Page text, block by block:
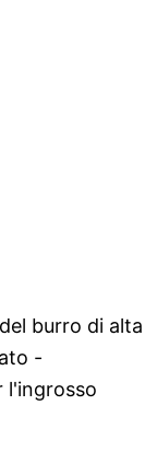
burro di alta
-
l'ingrosso